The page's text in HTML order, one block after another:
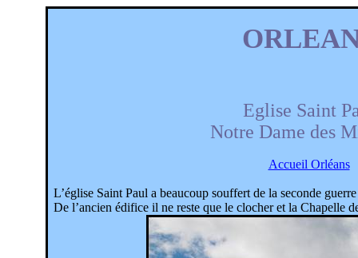
Eglise Saint
Notre Dame des
Accueil Orléans
L’église Saint Paul a beaucoup souffert de la seconde
De l’ancien édifice il ne reste que le clocher et la Chapelle